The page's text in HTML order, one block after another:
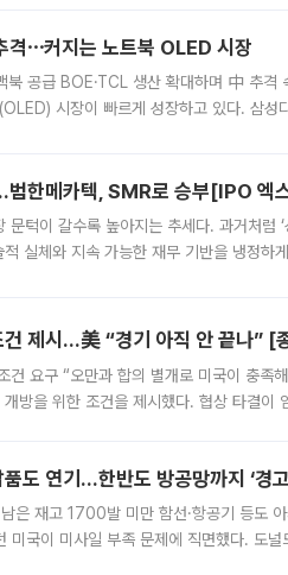
격⋯커지는 노트북 OLED 시장
공급 BOE·TCL 생산 확대하며 中 추격
시장이 빠르게 성장하고 있다. 삼성
범한메카텍, SMR로 승부[IPO 엑
턱이 갈수록 높아지는 추세다. 과거처럼 ‘
실체와 지속 가능한 재무 기반을 냉정하
건 제시…美 “경기 아직 안 끝나” [
건 요구 “오만과 합의 별개로 미국이 충족
방을 위한 조건을 제시했다. 협상 타결이
도 연기…한반도 방공망까지 ‘경
은 재고 1700발 미만 함선·항공기 등도 아
미국이 미사일 부족 문제에 직면했다. 도